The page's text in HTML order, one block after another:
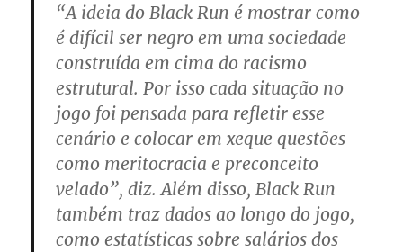
“A ideia do Black Run é mostrar como
é difícil ser negro em uma sociedade
construída em cima do racismo
estrutural. Por isso cada situação no
jogo foi pensada para refletir esse
cenário e colocar em xeque questões
como meritocracia e preconceito
velado”, diz. Além disso, Black Run
também traz dados ao longo do jogo,
como estatísticas sobre salários dos